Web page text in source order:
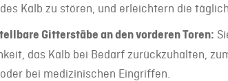
Kalb zu stören, und erleichtern die
Gitterstäbe an den vorderen Toren:
das Kalb bei Bedarf zurückzuhalten,
bei medizinischen Eingriffen.